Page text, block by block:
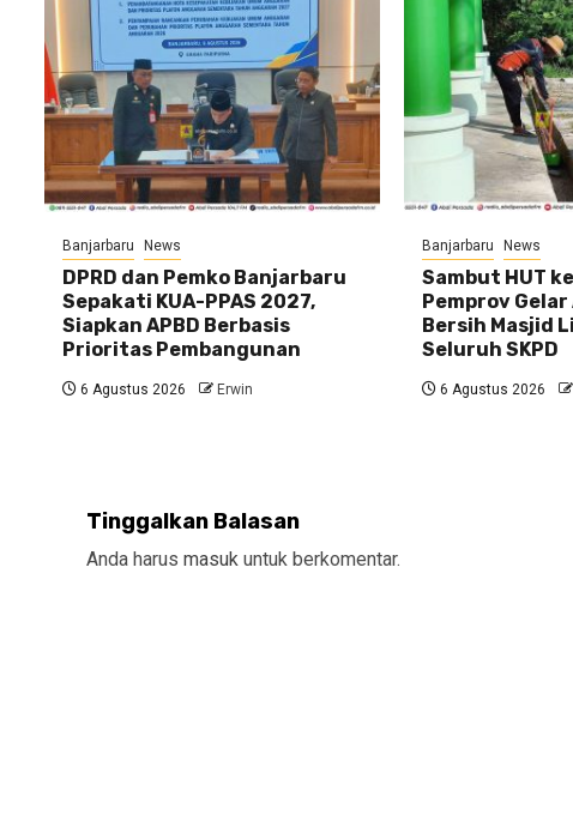
Banjarbaru News
DPRD dan Pemko Banjarbaru
Sepakati KUA-PPAS 2027,
Siapkan APBD Berbasis
Prioritas Pembangunan
6 Agustus 2026 Erwin
Banjarbaru News
Sambut HUT
Pemprov
Bersih Masjid
Seluruh SKPD
6 Agustus 2026
Tinggalkan Balasan
Anda harus masuk untuk berkomentar.